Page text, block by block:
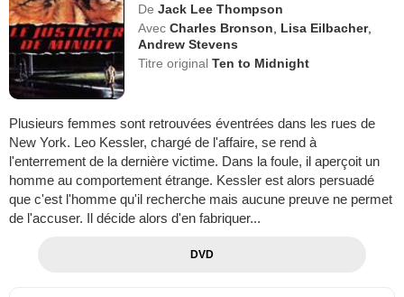
De Jack Lee Thompson
Avec Charles Bronson Lisa Eilbacher,
Andrew Stevens
Titre originalTen to Midnight
Plusieurs femmes sont retrouvées éventrées dans les rues de
New York. Leo Kessler, chargé de l'affaire, se rend à
l'enterrement de la dernière victime. Dans la foule, il aperçoit un
homme au comportement étrange. Kessler est alors persuadé
que c'est l'homme qu'il recherche mais aucune preuve ne permet
de l'accuser. Il décide alors d'en fabriquer...
DVD